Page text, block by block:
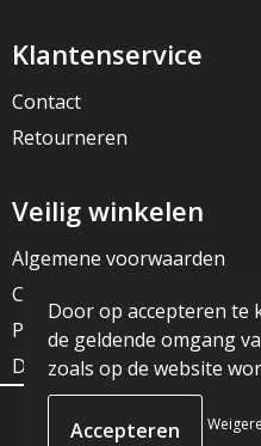
Klantenservice
Contact
Retourneren
Veilig winkelen
Algemene voorwaarden
Cookieverklaring
Privacyverklaring
Disclaimer
© Copyright
Door op accepteren te
de geldende omgang
zoals op de website